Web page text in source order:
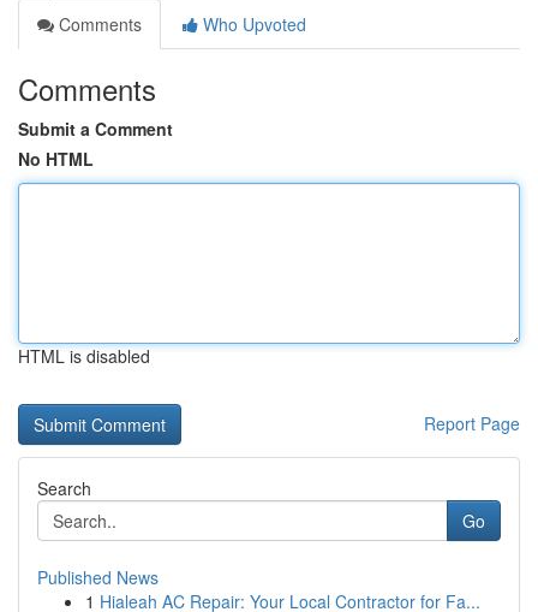
Comments
Who Upvoted
Comments
Submit a Comment
No HTML
HTML is disabled
Report Page
Search
Go
Published News
1 Hialeah AC Repair: Your Local Contractor for Fa...